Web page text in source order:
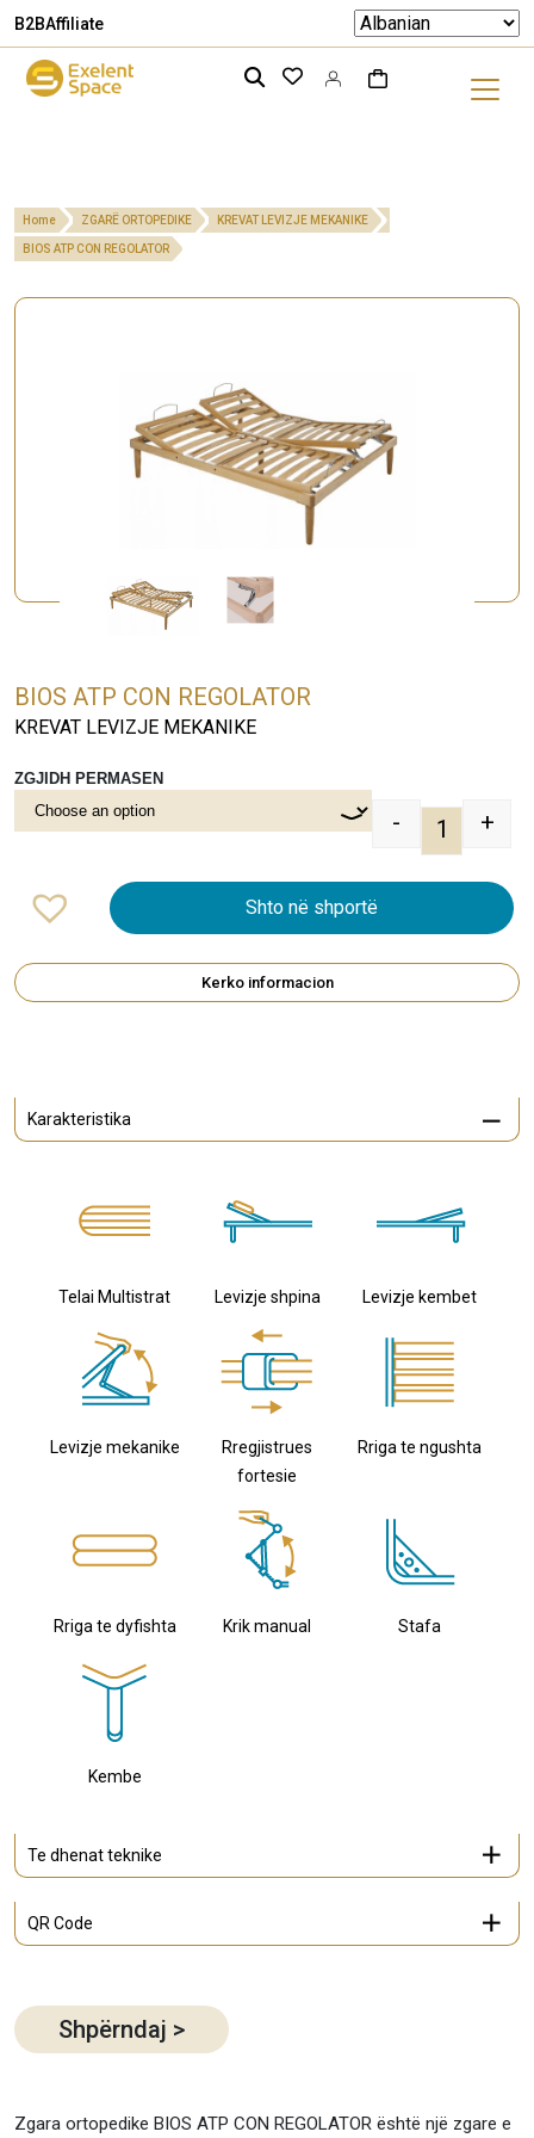
B2BAffiliate
Home ZGARË ORTOPEDIKE KREVAT LEVIZJE MEKANIKE
BIOS ATP CON REGOLATOR
BIOS ATP CON REGOLATOR
KREVAT LEVIZJE MEKANIKE
ZGJIDH PERMASEN
BIOS ATP
- +
Shto në shportë
Kerko informacion
Karakteristika
Telai Multistrat Levizje shpina Levizje kembet
Levizje mekanike
Rregjistrues
fortesie
Rriga te ngushta
Rriga te dyfishta Krik manual Stafa
Kembe
Te dhenat teknike
QR Code
Shpërndaj >
Zgara ortopedike BIOS ATP CON REGOLATOR është një zgare e